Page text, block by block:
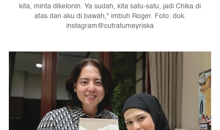
kita, minta dikelonin. Ya sudah, kita satu-satu, jadi Chika di
atas dan aku di bawah," imbuh Roger. Foto: dok.
instagram@cutratumeyriska